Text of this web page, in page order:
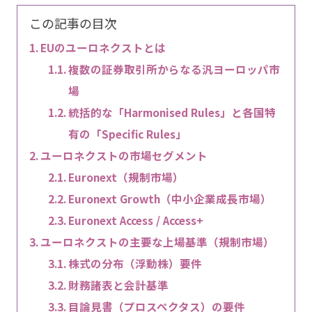
この記事の目次
EUのユーロネクストとは
複数の証券取引所からなる汎ヨーロッパ市
場
統括的な「Harmonised Rules」と各国特
有の「Specific Rules」
ユーロネクストの市場セグメント
Euronext（規制市場）
Euronext Growth（中小企業成長市場）
Euronext Access / Access+
ユーロネクストの主要な上場基準（規制市場）
株式の分布（浮動株）要件
財務諸表と会計基準
目論見書（プロスペクタス）の要件